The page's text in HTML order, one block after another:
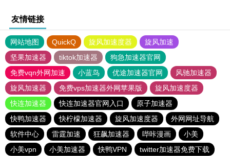
友情链接
网站地图 QuickQ 旋风加速度器
旋风加速
坚果加速器
tiktok加速器
狗急加速器官网
免费vqn外网加速
小蓝鸟 优途加速器官网
风驰加速器
旋风加速器
免费vps加速器外网苹果版
旋风加速度器
快连加速器
快连加速器官网入口
原子加速器
快鸭加速器
快柠檬加速器 旋风加速度器
外网网址导航
软件中心
雷霆加速 狂飙加速器 哔咔漫画
小美
小美vpn
小美加速器 快鸭VPN
twitter加速器免费下载